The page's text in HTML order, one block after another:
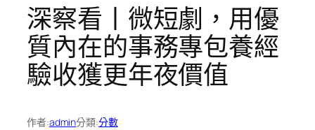
深察看丨微短劇，用優
質內在的事務專包養經
驗收獲更年夜價值
作者:admin分類:分數